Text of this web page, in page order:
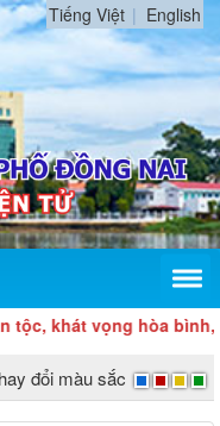
Tiếng Việt English
khát vọng hòa
đổi màu sắc